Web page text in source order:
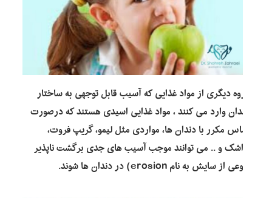
گروه دیگری از مواد غذایی که آسیب قابل توجهی به ساختار
دندان وارد می کنند ، مواد غذایی اسیدی هستند که درصورت
تماس مکرر با دندان ها، مواردی مثل لیمو، گریپ فروت،
لواشک و .. می توانند موجب آسیب های جدی برگشت ناپذیر
(نوعی از سایش به نام erosion) در دندان ها شوند.